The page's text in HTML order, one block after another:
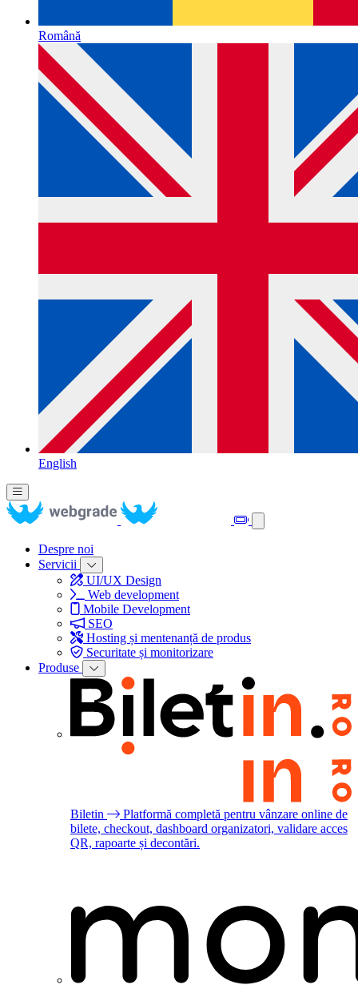
Română
English
Despre noi
Servicii
UI/UX Design
Web development
Mobile Development
SEO
Hosting și mentenanță de produs
Securitate și monitorizare
Produse
Biletin
Platformă completă pentru vânzare online de
bilete, checkout, dashboard organizatori, validare acces
QR, rapoarte și decontări.